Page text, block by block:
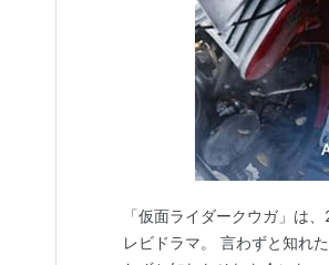
「仮面ライダークウガ」は
レビドラマ。 言わずと知れ